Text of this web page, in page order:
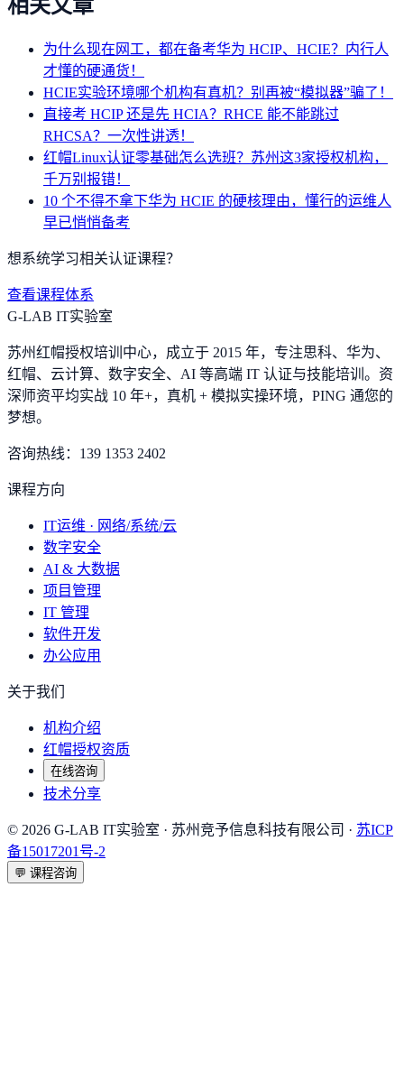
相关文章
为什么现在网工，都在备考华为 HCIP、HCIE？内行人
才懂的硬通货！
HCIE实验环境哪个机构有真机？别再被“模拟器”骗了！
直接考 HCIP 还是先 HCIA？RHCE 能不能跳过
RHCSA？一次性讲透！
红帽Linux认证零基础怎么选班？苏州这3家授权机构，
千万别报错！
10 个不得不拿下华为 HCIE 的硬核理由，懂行的运维人
早已悄悄备考
想系统学习相关认证课程？
查看课程体系
G-LAB IT实验室
苏州红帽授权培训中心，成立于 2015 年，专注思科、华为、
红帽、云计算、数字安全、AI 等高端 IT 认证与技能培训。资
深师资平均实战 10 年+，真机 + 模拟实操环境， PING 通您的
梦想。
咨询热线： 139 1353 2402
课程方向
IT运维 · 网络/系统/云
数字安全
AI & 大数据
项目管理
IT 管理
软件开发
办公应用
关于我们
机构介绍
红帽授权资质
在线咨询
技术分享
© 2026 G-LAB IT实验室 · 苏州竞予信息科技有限公司 · 苏ICP
备15017201号-2
💬 课程咨询